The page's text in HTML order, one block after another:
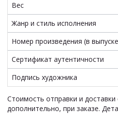
Вес
Жанр и стиль исполнения
Номер произведения (в
Сертификат аутентичности
Подпись художника
Стоимость отправки и доставки
дополнительно, при заказе.